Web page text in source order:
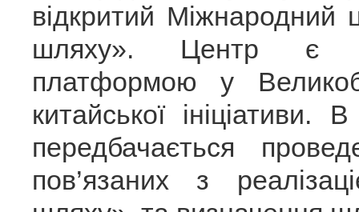
відкритий Міжнародний
шляху». Центр є
платформою у
китайської
передбачається
пов’язаних з